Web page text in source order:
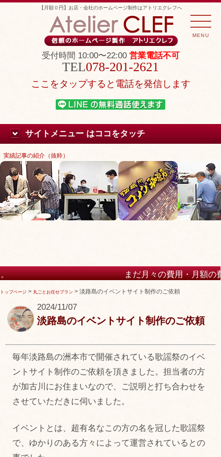
【月額０円】お店・会社のホームページ制作はアトリエクレフへ
受付時間 10:00〜22:00 営業電話不可
078-201-2621
ここをタップすると電話を発信します
サイトメニュー はココをタッチ
実績記事の紹介（抜粋）
まだ月々の費用・月額の費用が高いホー
けますか？
トップページ > 丸ごとお任せプラン > 淡路島のイベントサイト制作のご依頼
2024/11/07
淡路島のイベントサイト制作のご依頼
毎年淡路島の洲本市で開催されている歌謡祭のイベ
ントサイト制作のご依頼を頂きました。担当者の方
が加古川にお住まいなので、ご説明と打ち合わせを
させていただきに伺いました。
イベントとは、超有名なこの方の名を冠した歌謡祭
で、ゆかりのある方々によって運営されているとの
MENU